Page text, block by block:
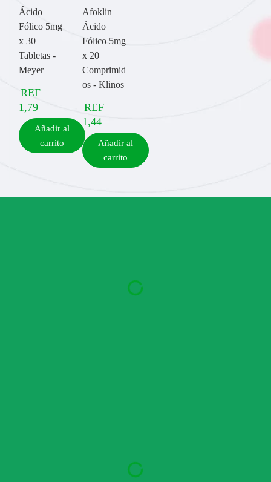
Ácido
Fólico 5mg
x 30
Tabletas -
Meyer
REF
1,79
Añadir al
carrito
Afoklin
Ácido
Fólico 5mg
x 20
Comprimid
os - Klinos
REF
1,44
Añadir al
carrito